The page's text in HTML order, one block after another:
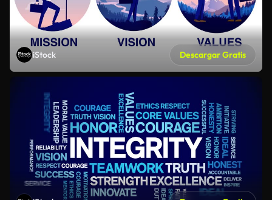
iStock Descargar Gratis